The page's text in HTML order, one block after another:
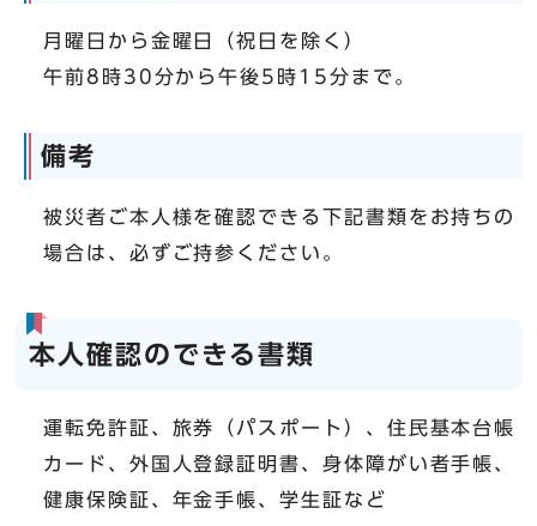
月曜日から金曜日（祝日を除く）
午前8時30分から午後5時15分まで。
備考
被災者ご本人様を確認できる下記書類をお持ちの
場合は、必ずご持参ください。
本人確認のできる書類
運転免許証、旅券（パスポート）、住民基本台帳
カード、外国人登録証明書、身体障がい者手帳、
健康保険証、年金手帳、学生証など